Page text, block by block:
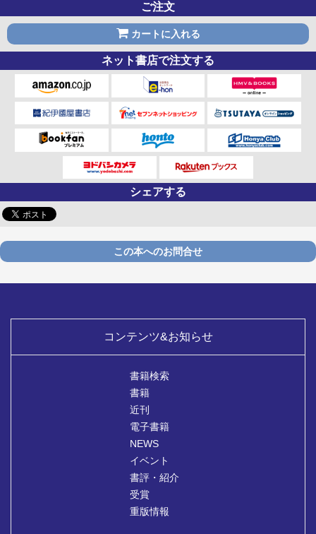
ご注文
カートに入れる
ネット書店で注文する
シェアする
この本へのお問合せ
コンテンツ&お知らせ
書籍検索
書籍
近刊
電子書籍
NEWS
イベント
書評・紹介
受賞
重版情報